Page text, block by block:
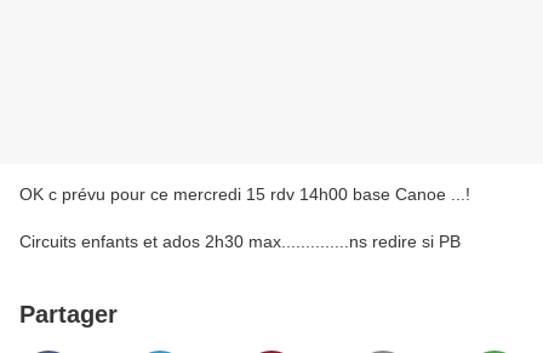
OK c prévu pour ce mercredi 15 rdv 14h00 base Canoe ...!
Circuits enfants et ados 2h30 max..............ns redire si PB
Partager